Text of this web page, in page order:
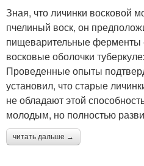
Зная, что личинки восковой
пчелиный воск, он
пищеварительные ферменты
восковые оболочки
Проведенные опыты
установил, что старые
не обладают этой
молодым, но полностью
читать дальше →